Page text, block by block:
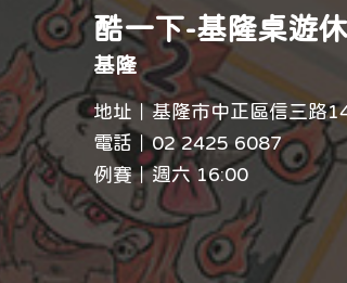
酷一下-基隆桌遊
基隆
地址｜基隆市中正區信三路
電話｜02 2425 6087
例賽｜週六 16:00